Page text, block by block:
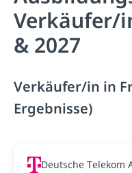
Verkäufer/
& 2027
Verkäufer/in in
Ergebnisse)
Deutsche Telekom